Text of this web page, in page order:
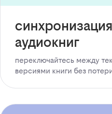
аудиокниг
переключайтесь между
версиями книги без